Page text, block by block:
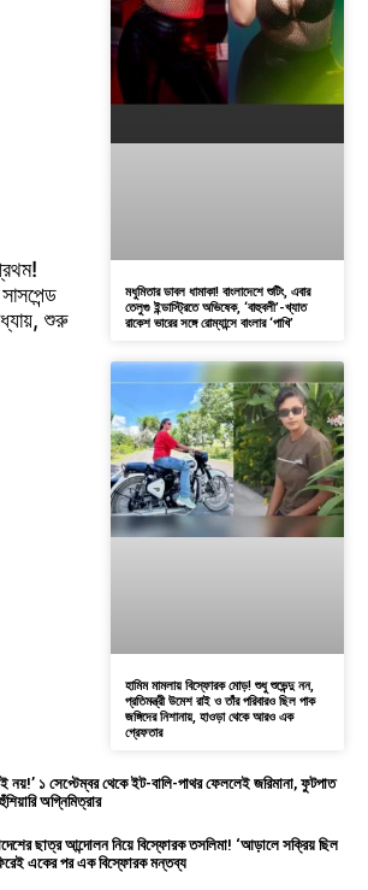
শুরু
মধুমিতার ডাবল ধামাকা! বাংলাদেশে শুটিং, এবার
তেলুগু ইন্ডাস্ট্রিতে অভিষেক, ‘বাহুবলী’-খ্যাত
রাকেশ ভারের সঙ্গে রোম্যান্সে বাংলার ‘পাখি’
হামিম মামলায় বিস্ফোরক মোড়! শুধু শুভেন্দু নন,
প্রতিমন্ত্রী উমেশ রাই ও তাঁর পরিবারও ছিল পাক
জঙ্গিদের নিশানায়, হাওড়া থেকে আরও এক
গ্রেফতার
নয়!’ ১ সেপ্টেম্বর থেকে ইট-বালি-পাথর ফেললেই জরিমানা, ফুটপাত
অগ্নিমিত্রার
ছাত্র আন্দোলন নিয়ে বিস্ফোরক তসলিমা! ‘আড়ালে সক্রিয় ছিল
একের পর এক বিস্ফোরক মন্তব্য